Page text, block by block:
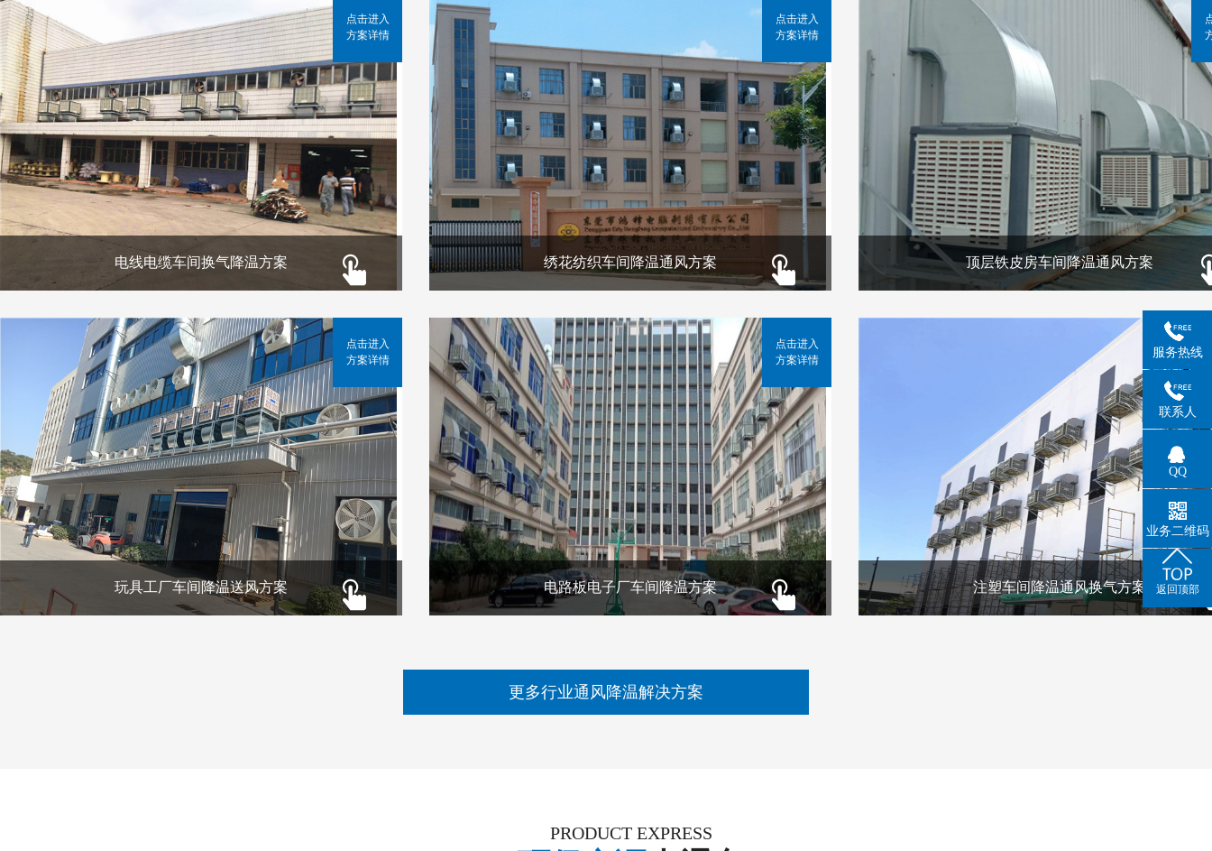
电线电缆车间换气降温方案
点击进入
方案详情
绣花纺织车间降温通风方案
点击进入
方案详情
顶层铁皮房车间降温通风方案
玩具工厂车间降温送风方案
点击进入
方案详情
电路板电子厂车间降温方案
点击进入
方案详情
注塑车间降温通风换气方案
更多行业通风降温解决方案
PRODUCT EXPRESS
服务热线
联系人
QQ
业务二维码
返回顶部